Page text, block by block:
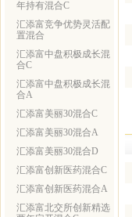
年持有混合C
汇添富竞争优势灵活配
置混合
汇添富中盘积极成长混
合C
汇添富中盘积极成长混
合A
汇添富美丽30混合C
汇添富美丽30混合A
汇添富美丽30混合D
汇添富创新医药混合C
汇添富创新医药混合A
汇添富北交所创新精选